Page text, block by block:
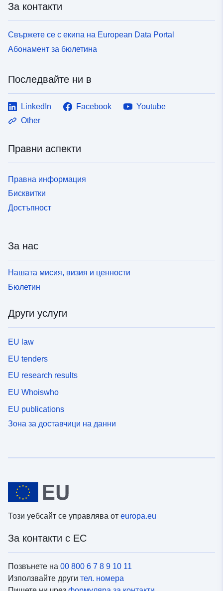
За контакти
Свържете се с екипа на European Data Portal
Абонамент за бюлетина
Последвайте ни в
LinkedIn Facebook
Youtube
Other
Правни аспекти
Правна информация
Бисквитки
Достъпност
За нас
Нашата мисия, визия и ценности
Бюлетин
Други услуги
EU law
EU tenders
EU research results
EU Whoiswho
EU publications
Зона за доставчици на данни
Този уебсайт се управлява от europa.eu
За контакти с ЕС
Позвънете на 00 800 6 7 8 9 10 11
Използвайте други тел. номера